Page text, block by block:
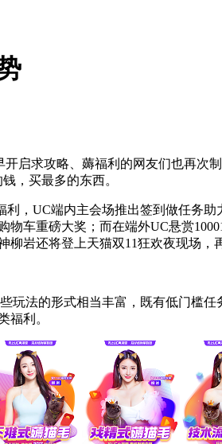
开启求攻略、薅福利的网友们也再
，买最多的东西。
，UC端内主会场推出签到做任务
车重磅大奖；而在端外UC悬赏
岩还将登上天猫双11狂欢夜现场，
玩法的形式相当丰富，既有低门槛
福利。